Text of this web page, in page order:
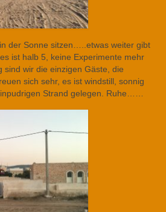
der Sonne sitzen…..etwas weiter gibt
ist halb 5, keine Experimente mehr
sind wir die einzigen Gäste, die
sich sehr, es ist windstill, sonnig
Strand gelegen. Ruhe……